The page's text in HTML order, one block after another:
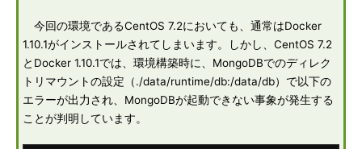
今回の環境であるCentOS 7.2においても、通常はDocker
1.10.1がインストールされてしまいます。しかし、CentOS 7.2
とDocker 1.10.1では、環境構築時に、MongoDBでのディレク
トリマウントの設定（./data/runtime/db:/data/db）で以下の
エラーが出力され、MongoDBが起動できない事象が発生する
ことが判明しています。